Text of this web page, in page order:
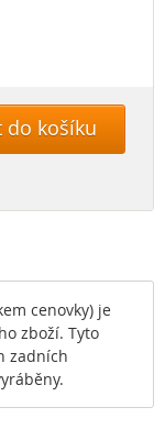
do košíku
cenovky) je
zboží. Tyto
zadních